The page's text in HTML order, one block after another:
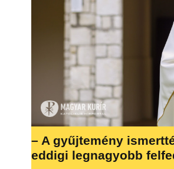
– A gyűjtemény
eddigi legnagyobb